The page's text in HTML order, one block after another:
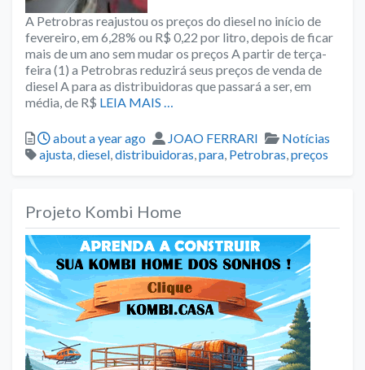
A Petrobras reajustou os preços do diesel no início de
fevereiro, em 6,28% ou R$ 0,22 por litro, depois de ficar
mais de um ano sem mudar os preços A partir de terça-
feira (1) a Petrobras reduzirá seus preços de venda de
diesel A para as distribuidoras que passará a ser, em
média, de R$ LEIA MAIS …
Posted
about a year ago Author
JOAO FERRARI Categories
Notícias
Tags
ajusta,diesel,distribuidoras,para, Petrobras,preços
Projeto Kombi Home